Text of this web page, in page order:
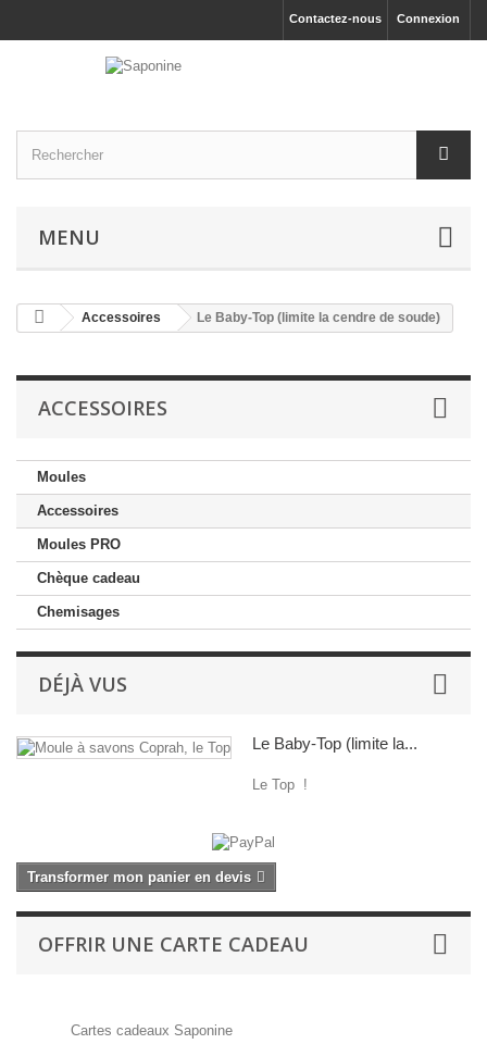
Connexion
Contactez-nous
MENU
Accessoires Le Baby-Top (limite la cendre de soude)
ACCESSOIRES
Moules
Accessoires
Moules PRO
Chèque cadeau
Chemisages
DÉJÀ VUS
Le Baby-Top (limite la...
Le Top !
Transformer mon panier en devis
OFFRIR UNE CARTE CADEAU
Cartes cadeaux Saponine